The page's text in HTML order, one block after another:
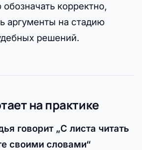
корректно,
аргументы на стадию
решений.
на практике
говорит „С листа читать
своими словами“